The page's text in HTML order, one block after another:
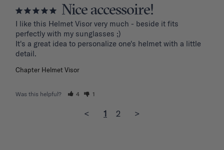
Nice accessoire!
I like this Helmet Visor very much - beside it fits
perfectly with my sunglasses ;)
It's a great idea to personalize one's helmet with a little
detail.
Chapter Helmet Visor
Was this helpful? 4 1
< 1 2 >